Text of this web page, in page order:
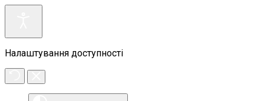
Налаштування доступності